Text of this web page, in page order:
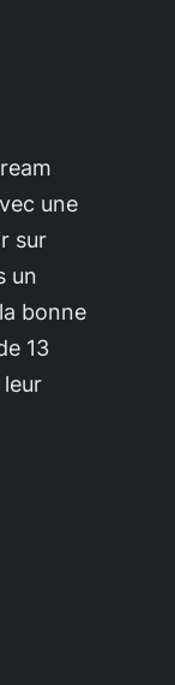
une
sur
un
bonne
13